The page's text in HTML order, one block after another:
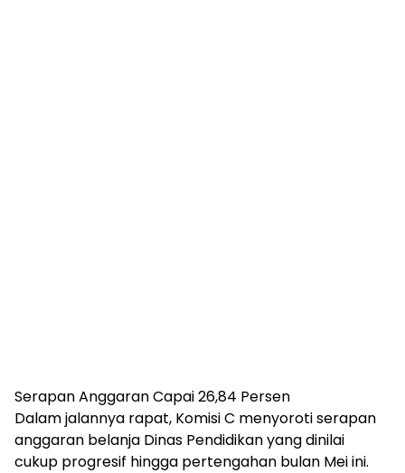
​Serapan Anggaran Capai 26,84 Persen
​Dalam jalannya rapat, Komisi C menyoroti serapan
anggaran belanja Dinas Pendidikan yang dinilai
cukup progresif hingga pertengahan bulan Mei ini.